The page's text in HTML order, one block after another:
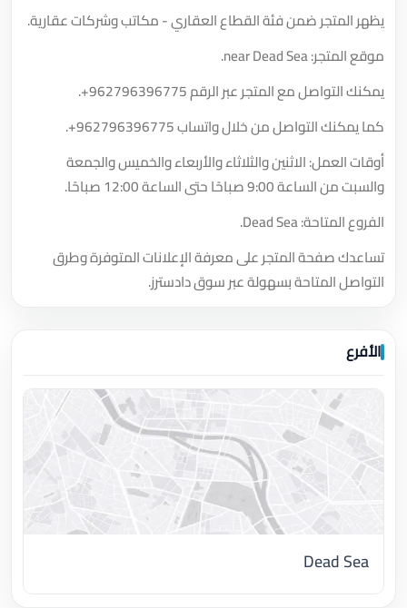
يظهر المتجر ضمن فئة القطاع العقاري - مكاتب وشركات عقارية.
موقع المتجر: near Dead Sea.
يمكنك التواصل مع المتجر عبر الرقم+962796396775
.
كما يمكنك التواصل من خلال واتساب+962796396775
.
أوقات العمل: الاثنين والثلاثاء والأربعاء والخميس والجمعة
والسبت من الساعة 9:00 صباحًا حتى الساعة 12:00 صباحًا.
الفروع المتاحة: Dead Sea.
تساعدك صفحة المتجر على معرفة الإعلانات المتوفرة وطرق
التواصل المتاحة بسهولة عبر سوق دادسترز.
الأفرع
Dead Sea